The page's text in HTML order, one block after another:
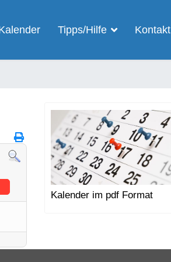
Tipps/Hilfe Kontakt
Kalender im pdf Format